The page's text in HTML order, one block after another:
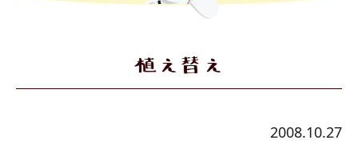
植え替え
2008.10.27